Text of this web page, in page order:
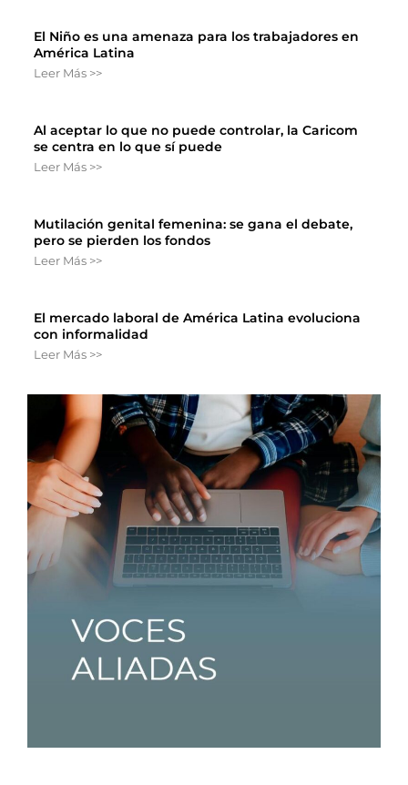
El Niño es una amenaza para los trabajadores en
América Latina
Leer Más >>
Al aceptar lo que no puede controlar, la Caricom
se centra en lo que sí puede
Leer Más >>
Mutilación genital femenina: se gana el debate,
pero se pierden los fondos
Leer Más >>
El mercado laboral de América Latina evoluciona
con informalidad
Leer Más >>